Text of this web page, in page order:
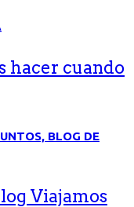
hacer cuando
Viajamos